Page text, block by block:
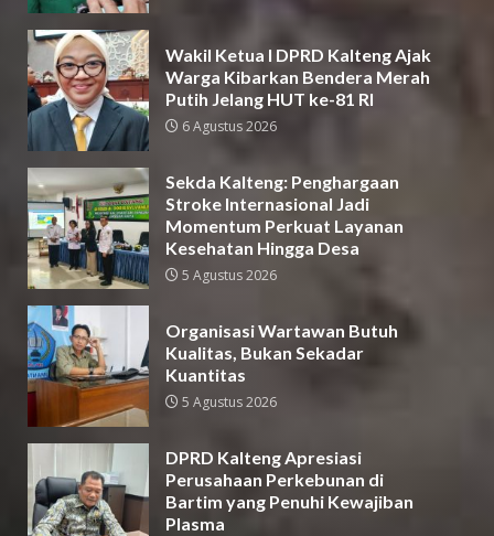
Wakil Ketua I DPRD Kalteng Ajak
Warga Kibarkan Bendera Merah
Putih Jelang HUT ke-81 RI
6 Agustus 2026
Sekda Kalteng: Penghargaan
Stroke Internasional Jadi
Momentum Perkuat Layanan
Kesehatan Hingga Desa
5 Agustus 2026
Organisasi Wartawan Butuh
Kualitas, Bukan Sekadar
Kuantitas
5 Agustus 2026
DPRD Kalteng Apresiasi
Perusahaan Perkebunan di
Bartim yang Penuhi Kewajiban
Plasma